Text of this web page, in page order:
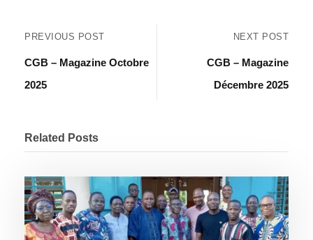
PREVIOUS POST
CGB – Magazine Octobre
2025
NEXT POST
CGB – Magazine
Décembre 2025
Related Posts